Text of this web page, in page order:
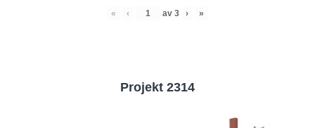
« ‹ av 3 › »
Projekt 2314